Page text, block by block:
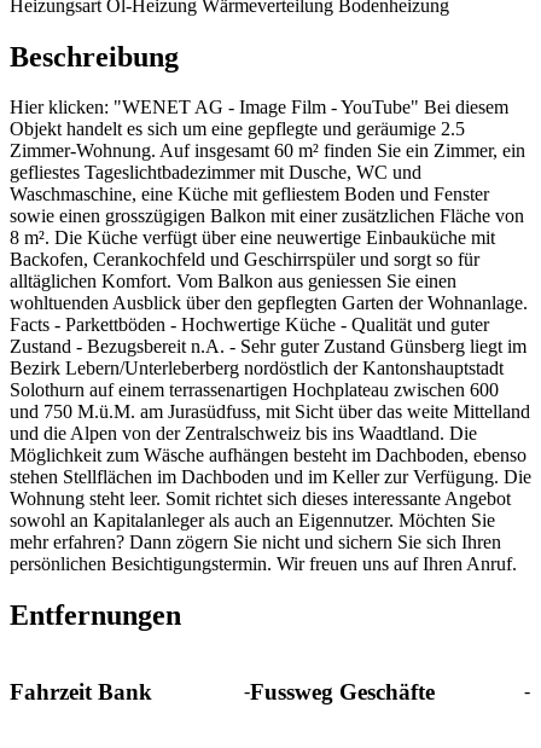
Heizungsart Öl-Heizung Wärmeverteilung Bodenheizung
Beschreibung
Hier klicken: "WENET AG - Image Film - YouTube" Bei diesem
Objekt handelt es sich um eine gepflegte und geräumige 2.5
Zimmer-Wohnung. Auf insgesamt 60 m² finden Sie ein Zimmer, ein
gefliestes Tageslichtbadezimmer mit Dusche, WC und
Waschmaschine, eine Küche mit gefliestem Boden und Fenster
sowie einen grosszügigen Balkon mit einer zusätzlichen Fläche von
8 m². Die Küche verfügt über eine neuwertige Einbauküche mit
Backofen, Cerankochfeld und Geschirrspüler und sorgt so für
alltäglichen Komfort. Vom Balkon aus geniessen Sie einen
wohltuenden Ausblick über den gepflegten Garten der Wohnanlage.
Facts - Parkettböden - Hochwertige Küche - Qualität und guter
Zustand - Bezugsbereit n.A. - Sehr guter Zustand Günsberg liegt im
Bezirk Lebern/Unterleberberg nordöstlich der Kantonshauptstadt
Solothurn auf einem terrassenartigen Hochplateau zwischen 600
und 750 M.ü.M. am Jurasüdfuss, mit Sicht über das weite Mittelland
und die Alpen von der Zentralschweiz bis ins Waadtland. Die
Möglichkeit zum Wäsche aufhängen besteht im Dachboden, ebenso
stehen Stellflächen im Dachboden und im Keller zur Verfügung. Die
Wohnung steht leer. Somit richtet sich dieses interessante Angebot
sowohl an Kapitalanleger als auch an Eigennutzer. Möchten Sie
mehr erfahren? Dann zögern Sie nicht und sichern Sie sich Ihren
persönlichen Besichtigungstermin. Wir freuen uns auf Ihren Anruf.
Entfernungen
Fahrzeit Bank -Fussweg Geschäfte -